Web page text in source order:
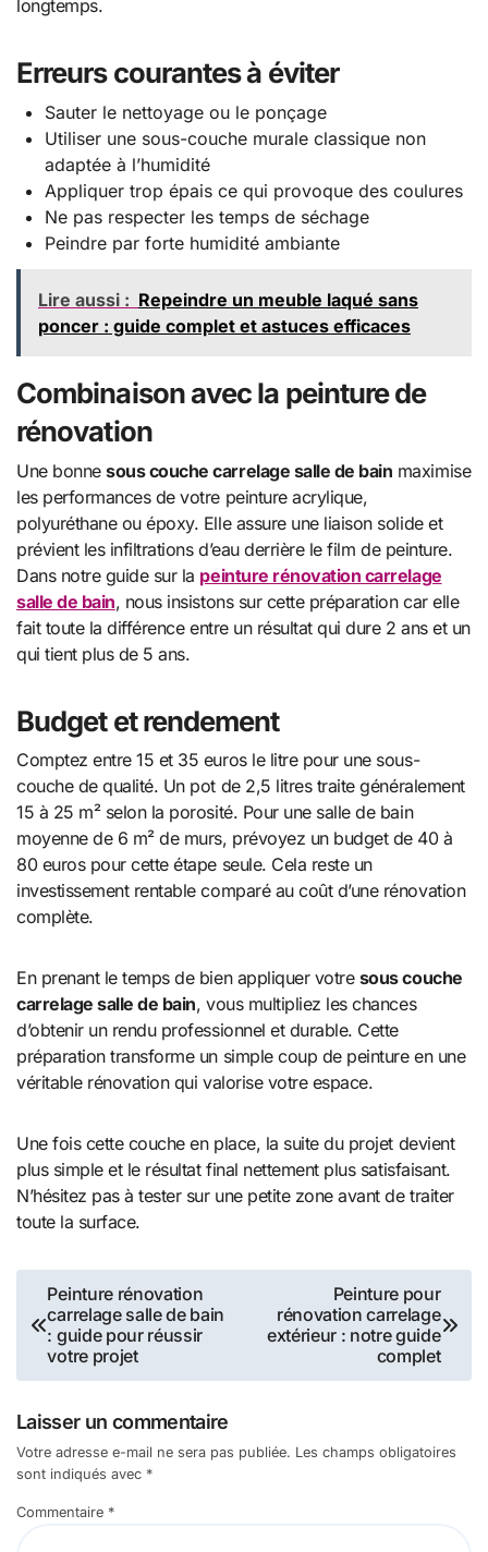
longtemps.
Erreurs courantes à éviter
Sauter le nettoyage ou le ponçage
Utiliser une sous-couche murale classique non
adaptée à l’humidité
Appliquer trop épais ce qui provoque des coulures
Ne pas respecter les temps de séchage
Peindre par forte humidité ambiante
Lire aussi : Repeindre un meuble laqué sans
poncer : guide complet et astuces efficaces
Combinaison avec la peinture de
rénovation
Une bonnesous couche carrelage salle de bain maximise
les performances de votre peinture acrylique,
polyuréthane ou époxy. Elle assure une liaison solide et
prévient les infiltrations d’eau derrière le film de peinture.
Dans notre guide sur la peinture rénovation carrelage
salle de bain, nous insistons sur cette préparation car elle
fait toute la différence entre un résultat qui dure 2 ans et un
qui tient plus de 5 ans.
Budget et rendement
Comptez entre 15 et 35 euros le litre pour une sous-
couche de qualité. Un pot de 2,5 litres traite généralement
15 à 25 m² selon la porosité. Pour une salle de bain
moyenne de 6 m² de murs, prévoyez un budget de 40 à
80 euros pour cette étape seule. Cela reste un
investissement rentable comparé au coût d’une rénovation
complète.
En prenant le temps de bien appliquer votre sous couche
carrelage salle de bain, vous multipliez les chances
d’obtenir un rendu professionnel et durable. Cette
préparation transforme un simple coup de peinture en une
véritable rénovation qui valorise votre espace.
Une fois cette couche en place, la suite du projet devient
plus simple et le résultat final nettement plus satisfaisant.
N’hésitez pas à tester sur une petite zone avant de traiter
toute la surface.
Navigation
de
l’article
Peinture rénovation
carrelage salle de bain
: guide pour réussir
votre projet
Peinture pour
rénovation carrelage
extérieur : notre guide
complet
Laisser un commentaire
Votre adresse e-mail ne sera pas publiée. Les champs obligatoires
sont indiqués avec *
Commentaire *